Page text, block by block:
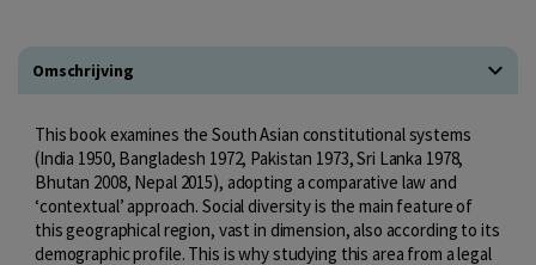
Omschrijving
This book examines the South Asian constitutional systems
(India 1950, Bangladesh 1972, Pakistan 1973, Sri Lanka 1978,
Bhutan 2008, Nepal 2015), adopting a comparative law and
‘contextual’ approach. Social diversity is the main feature of
this geographical region, vast in dimension, also according to its
demographic profile. This is why studying this area from a legal